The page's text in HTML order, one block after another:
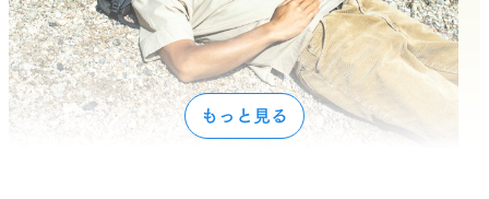
もっと見る